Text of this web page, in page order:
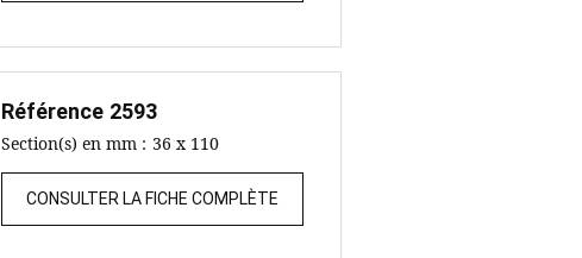
Référence 2593
Section(s) en mm : 36 x 110
CONSULTER LA FICHE COMPLÈTE